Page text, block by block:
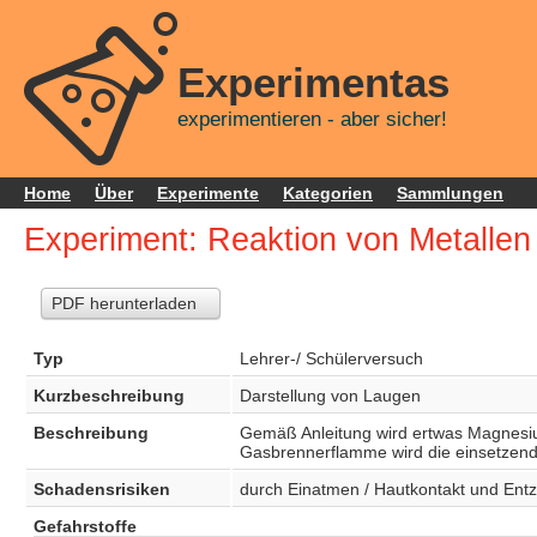
Experimentas
experimentieren - aber sicher!
Home Über Experimente Kategorien Sammlungen
Experiment: Reaktion von
PDF herunterladen
Typ
Lehrer-/ Schülerversuch
Kurzbeschreibung
Darstellung von Laugen
Beschreibung
Gemäß Anleitung wird ertwas
Gasbrennerflamme wird die
Schadensrisiken
durch Einatmen / Hautkontakt und
Gefahrstoffe